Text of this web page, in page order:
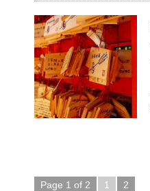
Page 1 of 2 1 2